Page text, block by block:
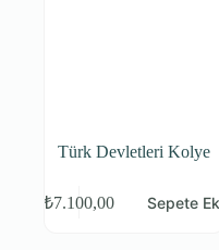
Türk Devletleri Kolye
₺7.100,00 Sepete